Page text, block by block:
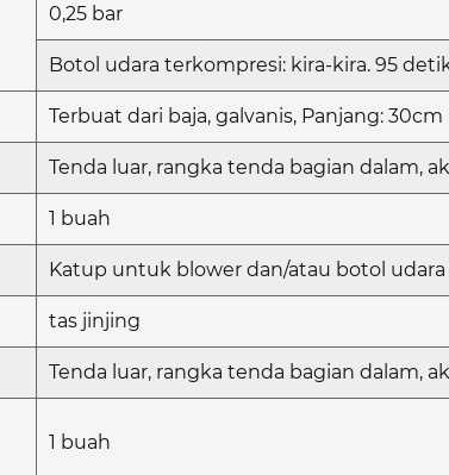
0,25 bar
Botol udara terkompresi: kira-kira. 95
Terbuat dari baja, galvanis, Panjang: 30cm
Tenda luar, rangka tenda bagian dalam,
1 buah
Katup untuk blower dan/atau botol
tas jinjing
Tenda luar, rangka tenda bagian dalam,
1 buah